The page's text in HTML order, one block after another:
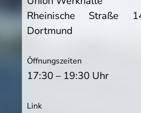
Rheinische Straße
Dortmund
Öffnungszeiten
17:30 – 19:30 Uhr
Link